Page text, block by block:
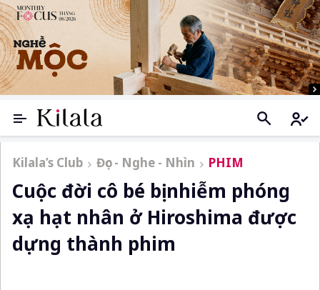
Kilala’s Club Đọc - Nghe - Nhìn PHIM
Cuộc đời cô bé bị nhiễm phóng
xạ hạt nhân ở Hiroshima được
dựng thành phim